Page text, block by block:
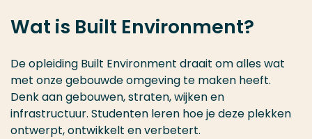
Wat is Built Environment?
De opleiding Built Environment draait om alles wat
met onze gebouwde omgeving te maken heeft.
Denk aan gebouwen, straten, wijken en
infrastructuur. Studenten leren hoe je deze plekken
ontwerpt, ontwikkelt en verbetert.